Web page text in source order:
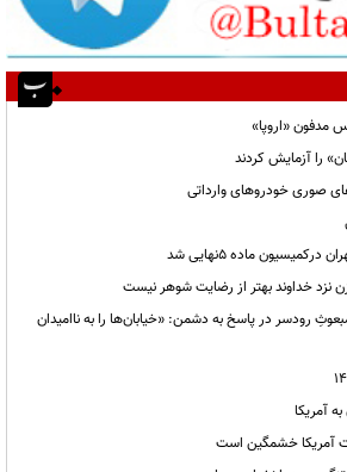
مدفون «اروپا»
را آزمایش کردند
صوری خودروهای وارداتی
ماده ۵نهایی شد
نزد خداوند بهتر از رضایت شوهر نیست
رودسر در پاسخ به دشمن: «خیابان‌ها را به ناامیدان
آمریکا
آمریکا خشمگین است